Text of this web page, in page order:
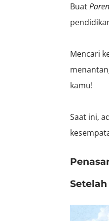
Buat
Mencari
kamu!
Saat ini,